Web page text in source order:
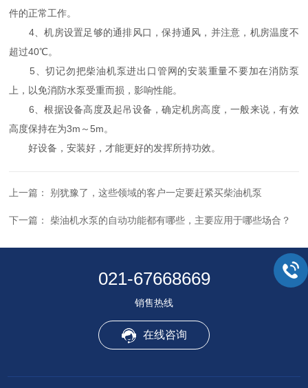
件的正常工作。
4、机房设置足够的通排风口，保持通风，并注意，机房温度不
超过40℃。
5、切记勿把柴油机泵进出口管网的安装重量不要加在消防泵
上，以免消防水泵受重而损，影响性能。
6、根据设备高度及起吊设备，确定机房高度，一般来说，有效
高度保持在为3m～5m。
好设备，安装好，才能更好的发挥所持功效。
上一篇： 别犹豫了，这些领域的客户一定要赶紧买柴油机泵
下一篇： 柴油机水泵的自动功能都有哪些，主要应用于哪些场合？
021-67668669
销售热线
在线咨询